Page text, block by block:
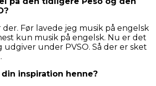
der. Før lavede jeg musik på engelsk
kun musik på engelsk. Nu er det
udgiver under PVSO. Så der er sket
inspiration henne?